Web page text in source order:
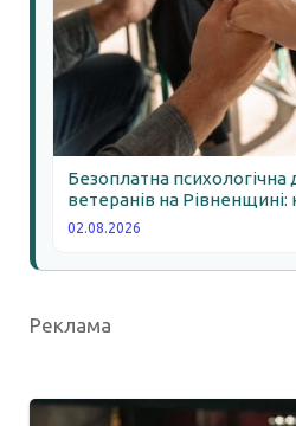
Безоплатна
ветеранів на Рівненщині:
02.08.2026
Реклама